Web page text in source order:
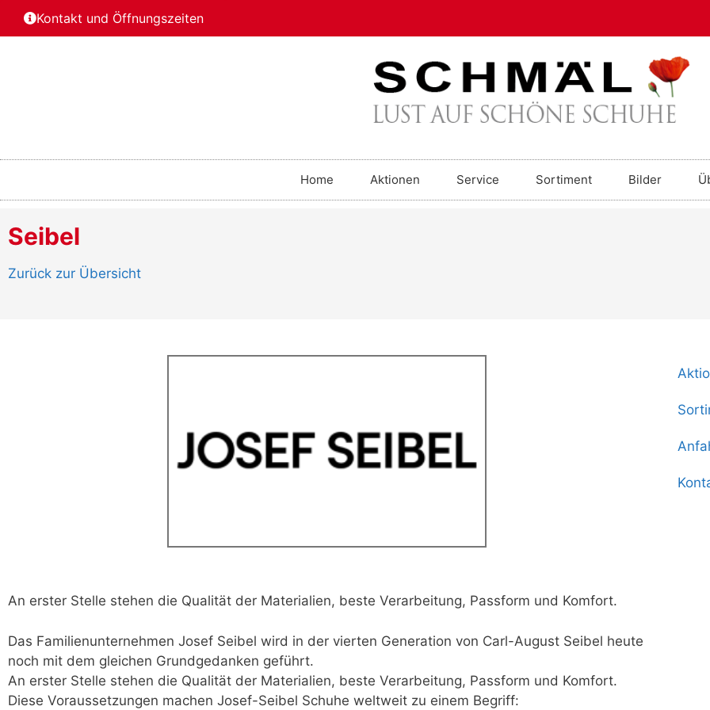
Kontakt und Öffnungszeiten
Home Aktionen Service Sortiment Bilder
Seibel
Zurück zur Übersicht
An erster Stelle stehen die Qualität der Materialien, beste Verarbeitung, Passform und Komfort.
Das Familienunternehmen Josef Seibel wird in der vierten Generation von Carl-August Seibel heute
noch mit dem gleichen Grundgedanken geführt.
An erster Stelle stehen die Qualität der Materialien, beste Verarbeitung, Passform und Komfort.
Diese Voraussetzungen machen Josef-Seibel Schuhe weltweit zu einem Begriff: